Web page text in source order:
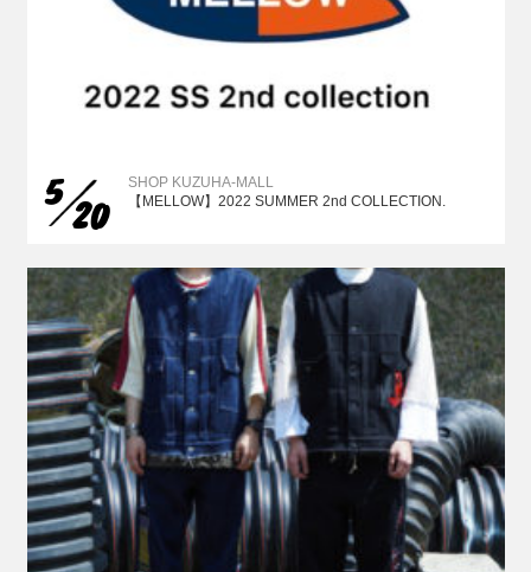
520
SHOP KUZUHA-MALL
【MELLOW】2022 SUMMER 2nd COLLECTION.